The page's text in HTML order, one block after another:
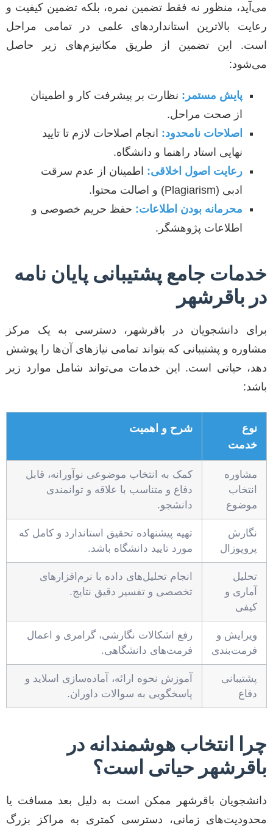
می‌آید، منظور نه فقط تضمین نمره، بلکه تضمین کیفیت و
رعایت بالاترین استانداردهای علمی در تمامی مراحل
است. این تضمین از طریق مکانیزم‌های زیر حاصل
می‌شود:
پایش مستمر: نظارت بر پیشرفت کار و اطمینان
از صحت مراحل.
اصلاحات نامحدود: انجام اصلاحات لازم تا تایید
نهایی استاد راهنما و دانشگاه.
رعایت اصول اخلاقی: اطمینان از عدم سرقت
ادبی (Plagiarism) و اصالت محتوا.
محرمانه بودن اطلاعات: حفظ حریم خصوصی و
اطلاعات پژوهشگر.
خدمات جامع پشتیبانی پایان نامه
در باقرشهر
برای دانشجویان در باقرشهر، دسترسی به یک مرکز
مشاوره و پشتیبانی که بتواند تمامی نیازهای آن‌ها را پوشش
دهد، حیاتی است. این خدمات می‌تواند شامل موارد زیر
باشد:
نوع
خدمت
شرح و اهمیت
مشاوره
انتخاب
موضوع
کمک به انتخاب موضوعی نوآورانه، قابل
دفاع و متناسب با علاقه و توانمندی
دانشجو.
نگارش
پروپوزال
تهیه پیشنهاده تحقیق استاندارد و کامل که
مورد تایید دانشگاه باشد.
تحلیل
آماری و
کیفی
انجام تحلیل‌های داده با نرم‌افزارهای
تخصصی و تفسیر دقیق نتایج.
ویرایش و
فرمت‌بندی
رفع اشکالات نگارشی، گرامری و اعمال
فرمت‌های دانشگاهی.
پشتیبانی
دفاع
آموزش نحوه ارائه، آماده‌سازی اسلاید و
پاسخگویی به سوالات داوران.
چرا انتخاب هوشمندانه در
باقرشهر حیاتی است؟
دانشجویان باقرشهر ممکن است به دلیل بعد مسافت یا
محدودیت‌های زمانی، دسترسی کمتری به مراکز بزرگ